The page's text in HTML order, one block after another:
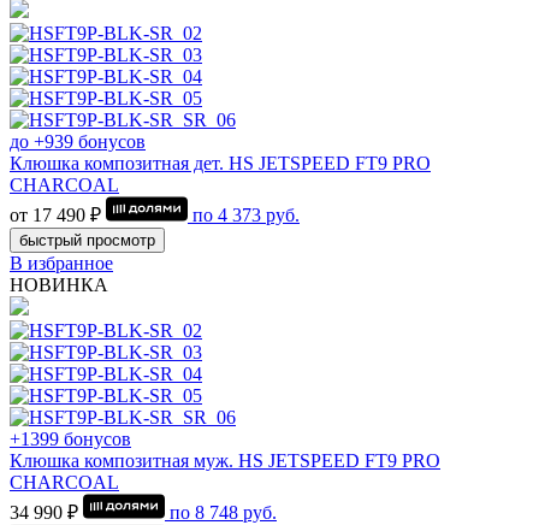
до +939 бонусов
Клюшка композитная дет. HS JETSPEED FT9 PRO
CHARCOAL
от 17 490 ₽
по 4 373 руб.
быстрый просмотр
В избранное
НОВИНКА
+1399 бонусов
Клюшка композитная муж. HS JETSPEED FT9 PRO
CHARCOAL
34 990 ₽
по 8 748 руб.